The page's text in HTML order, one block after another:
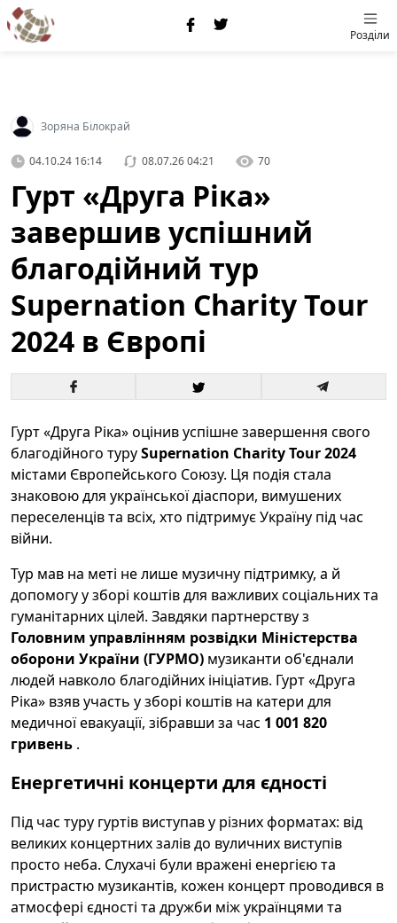
Розділи
Зоряна Білокрай
04.10.24 16:14 08.07.26 04:21 70
Гурт «Друга Ріка»
завершив успішний
благодійний тур
Supernation Charity Tour
2024 в Європі
Гурт «Друга Ріка» оцінив успішне завершення свого
благодійного туруSupernation Charity Tour 2024
містами Європейського Союзу. Ця подія стала
знаковою для української діаспори, вимушених
переселенців та всіх, хто підтримує Україну під час
війни.
Тур мав на меті не лише музичну підтримку, а й
допомогу у зборі коштів для важливих соціальних та
гуманітарних цілей. Завдяки партнерству з
Головним управлінням розвідки Міністерства
оборони України (ГУРМО) музиканти об'єднали
людей навколо благодійних ініціатив. Гурт «Друга
Ріка» взяв участь у зборі коштів на катери для
медичної евакуації, зібравши за час 1 001 820
гривень .
Енергетичні концерти для єдності
Під час туру гуртів виступав у різних форматах: від
великих концертних залів до вуличних виступів
просто неба. Слухачі були вражені енергією та
пристрастю музикантів, кожен концерт проводився в
атмосфері єдності та дружби між українцями та